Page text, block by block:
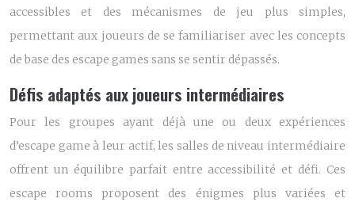
accessibles et des mécanismes de jeu plus simples,
permettant aux joueurs de se familiariser avec les concepts
de base des escape games sans se sentir dépassés.
Défis adaptés aux joueurs intermédiaires
Pour les groupes ayant déjà une ou deux expériences
d’escape game à leur actif, les salles de niveau intermédiaire
offrent un équilibre parfait entre accessibilité et défi. Ces
escape rooms proposent des énigmes plus variées et